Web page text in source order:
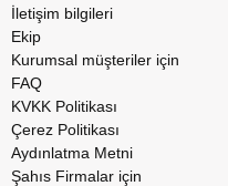
İletişim bilgileri
Ekip
Kurumsal müşteriler için
FAQ
KVKK Politikası
Çerez Politikası
Aydınlatma Metni
Şahıs Firmalar için